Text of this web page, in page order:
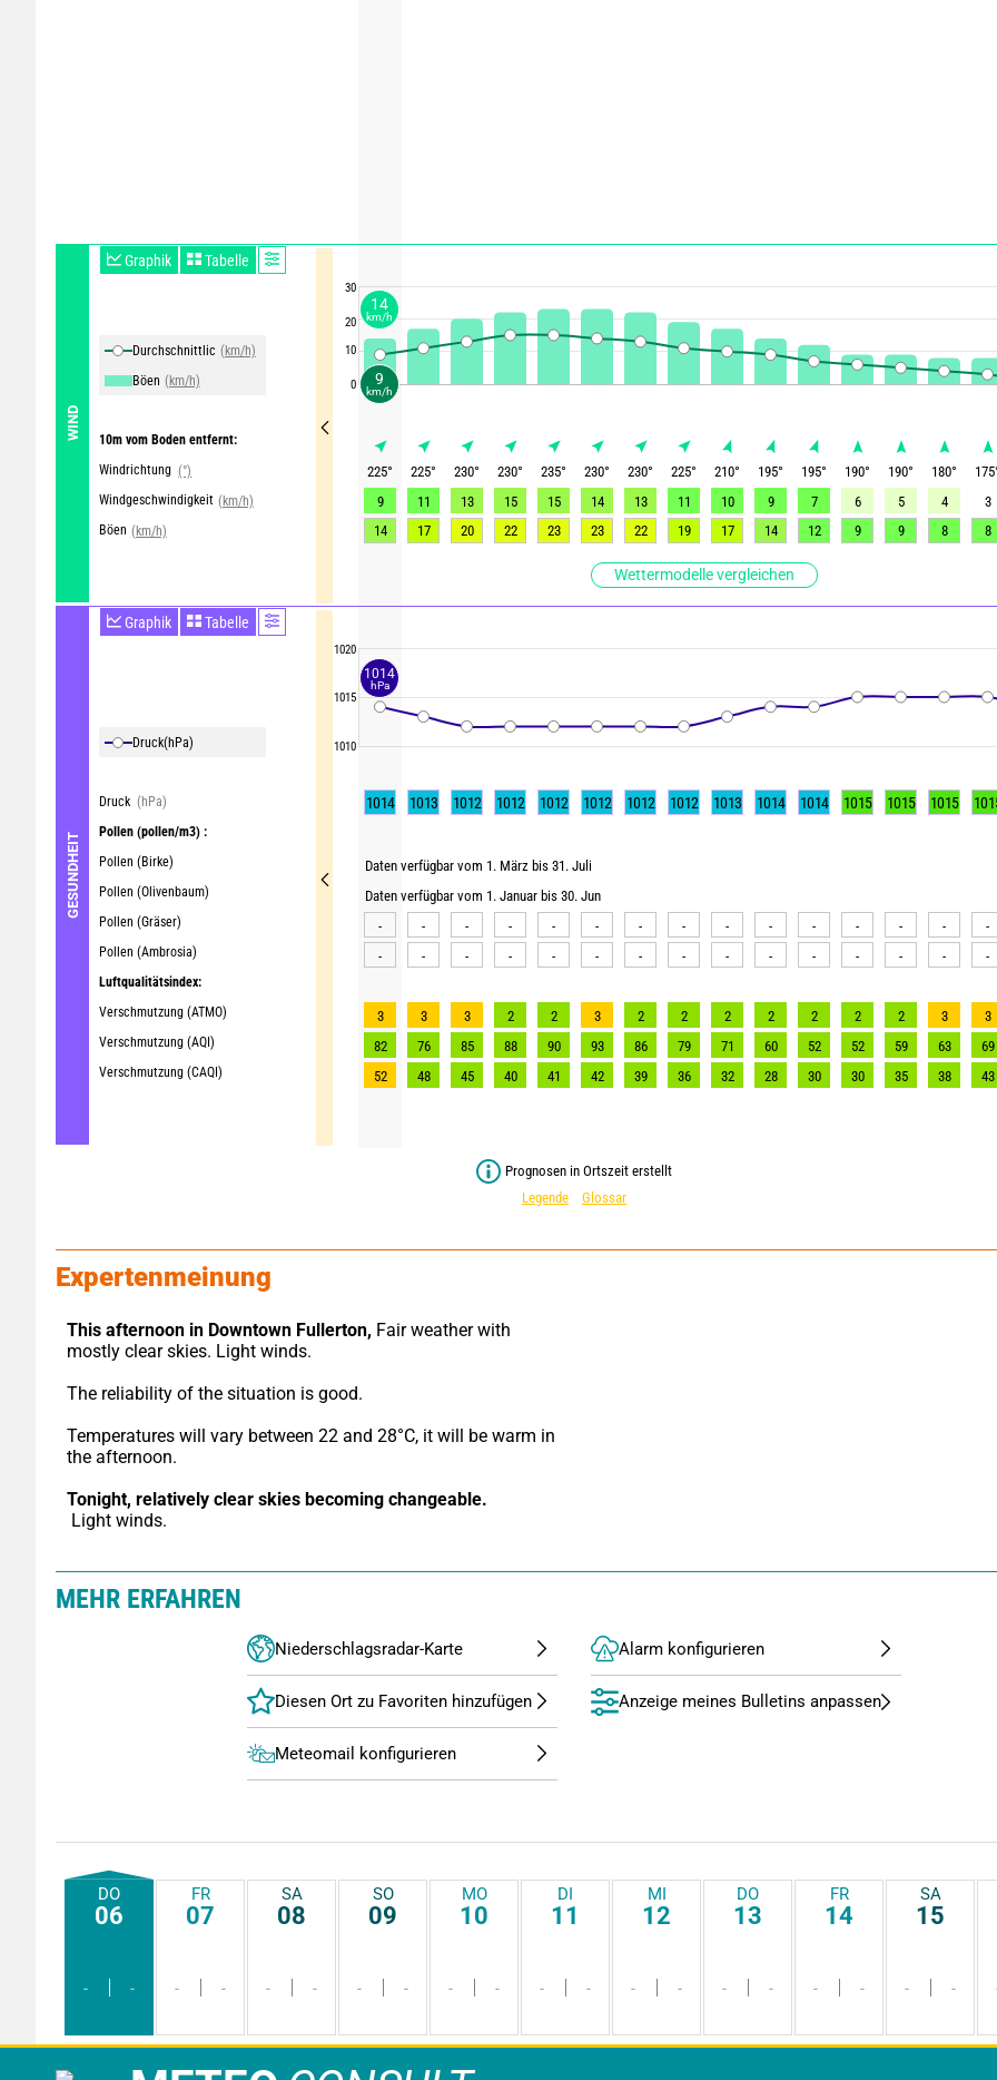
WIND
Graphik Tabelle
Durchschnittliche Winde
(km/h)
Böen (km/h)
10m vom Boden entfernt:
Windrichtung (°)
Windgeschwindigkeit (km/h)
Böen (km/h)
Wettermodelle vergleichen
GESUNDHEIT
Graphik Tabelle
Druck(hPa)
Druck (hPa)
Pollen (pollen/m3) :
Pollen (Birke)
Pollen (Olivenbaum)
Pollen (Gräser)
Pollen (Ambrosia)
Luftqualitätsindex:
Verschmutzung (ATMO)
Verschmutzung (AQI)
Verschmutzung (CAQI)
30
20
10
0
1020
1015
1010
225° 225° 230° 230° 235° 230° 230° 225° 210° 195° 195° 190° 190° 180° 175
9
11 13 15 15 14 13 11 10 9 7 6 5 4 3
14
17 20 22 23 23 22 19 17 14 12 9 9 8 8
1014 1013 1012 1012 1012 1012 1012 1012 1013 1014 1014 1015 1015 1015
Daten verfügbar vom 1. März bis 31. Juli
Daten verfügbar vom 1. Januar bis 30. Jun
-
- - - - - - - - - - - - - -
-
- - - - - - - - - - - - - -
3 3 3 2 2 3 2 2 2 2 2 2 2 3 3
82
76 85 88 90 93 86 79 71 60 52 52 59 63 69
52
48 45 40 41 42 39 36 32 28 30 30 35 38 43
Prognosen in Ortszeit erstellt
Legende
Glossar
Expertenmeinung
This afternoon in Downtown Fullerton, Fair weather with
mostly clear skies. Light winds.
The reliability of the situation is good.
Temperatures will vary between 22 and 28°C, it will be warm in
the afternoon.
Tonight, relatively clear skies becoming changeable.
Light winds.
MEHR ERFAHREN
Niederschlagsradar-Karte
Meteomail konfigurieren
Alarm konfigurieren
Anzeige meines Bulletins anpassen
DO
06
- -
FR
07
- -
SA
08
- -
SO
09
- -
MO
10
- -
DI
11
- -
MI
12
- -
DO
13
- -
FR
14
- -
SA
15
- -
9
km/h
14
km/h
1014
hPa